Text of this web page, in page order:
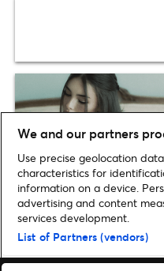
Home»Musik»Alle Infos zur
We and our partners
Use precise geolocation
characteristics for
information on a device.
advertising and content
services development.
List of Partners (vendors)